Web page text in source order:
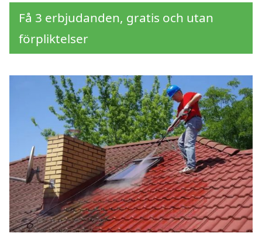
Få 3 erbjudanden, gratis och utan
förpliktelser